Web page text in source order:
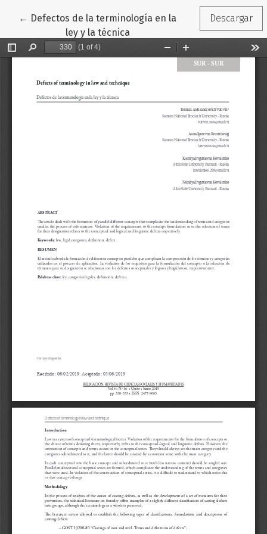
← Volver a los detalles del artículo
Defectos de la terminología en la
ley y la técnica
Descargar